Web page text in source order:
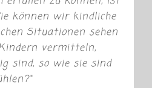
können wir kindliche
Situationen sehen
vermitteln,
sind, so wie sie sind